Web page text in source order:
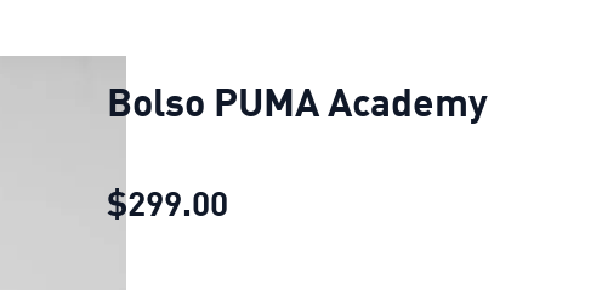
Bolso PUMA Academy
$299.00